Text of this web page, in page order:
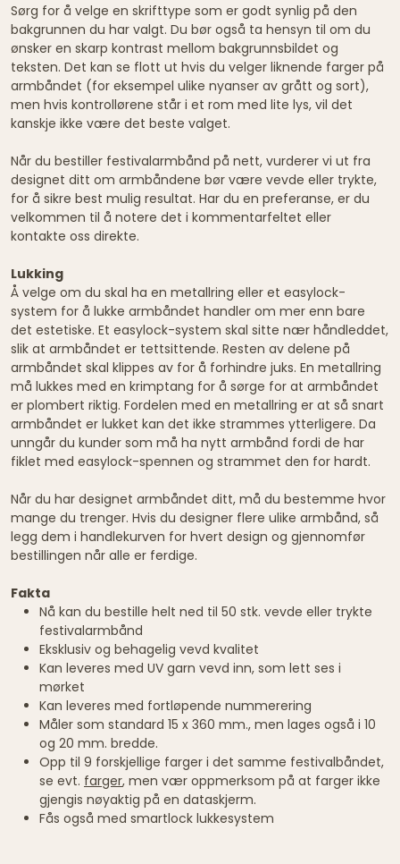
Sørg for å velge en skrifttype som er godt synlig på den
bakgrunnen du har valgt. Du bør også ta hensyn til om du
ønsker en skarp kontrast mellom bakgrunnsbildet og
teksten. Det kan se flott ut hvis du velger liknende farger på
armbåndet (for eksempel ulike nyanser av grått og sort),
men hvis kontrollørene står i et rom med lite lys, vil det
kanskje ikke være det beste valget.
Når du bestiller festivalarmbånd på nett, vurderer vi ut fra
designet ditt om armbåndene bør være vevde eller trykte,
for å sikre best mulig resultat. Har du en preferanse, er du
velkommen til å notere det i kommentarfeltet eller
kontakte oss direkte.
Lukking
Å velge om du skal ha en metallring eller et easylock-
system for å lukke armbåndet handler om mer enn bare
det estetiske. Et easylock-system skal sitte nær håndleddet,
slik at armbåndet er tettsittende. Resten av delene på
armbåndet skal klippes av for å forhindre juks. En metallring
må lukkes med en krimptang for å sørge for at armbåndet
er plombert riktig. Fordelen med en metallring er at så snart
armbåndet er lukket kan det ikke strammes ytterligere. Da
unngår du kunder som må ha nytt armbånd fordi de har
fiklet med easylock-spennen og strammet den for hardt.
Når du har designet armbåndet ditt, må du bestemme hvor
mange du trenger. Hvis du designer flere ulike armbånd, så
legg dem i handlekurven for hvert design og gjennomfør
bestillingen når alle er ferdige.
Fakta
Nå kan du bestille helt ned til 50 stk. vevde eller trykte
festivalarmbånd
Eksklusiv og behagelig vevd kvalitet
Kan leveres med UV garn vevd inn, som lett ses i
mørket
Kan leveres med fortløpende nummerering
Måler som standard 15 x 360 mm., men lages også i 10
og 20 mm. bredde.
Opp til 9 forskjellige farger i det samme festivalbåndet,
se evt. farger, men vær oppmerksom på at farger ikke
gjengis nøyaktig på en dataskjerm.
Fås også med smartlock lukkesystem